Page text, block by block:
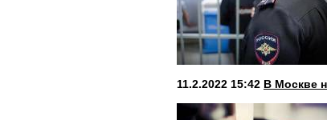
11.2.2022 15:42 В Москве